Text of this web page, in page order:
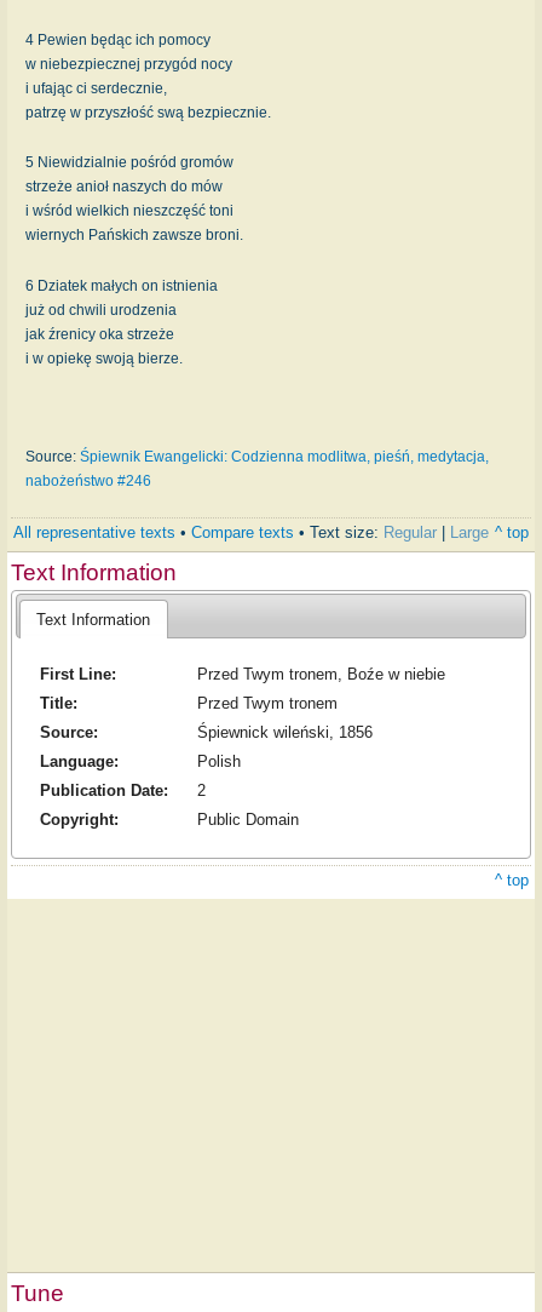
4 Pewien będąc ich pomocy
w niebezpiecznej przygód nocy
i ufając ci serdecznie,
patrzę w przyszłość swą bezpiecznie.
5 Niewidzialnie pośród gromów
strzeże anioł naszych do mów
i wśród wielkich nieszczęść toni
wiernych Pańskich zawsze broni.
6 Dziatek małych on istnienia
już od chwili urodzenia
jak źrenicy oka strzeże
i w opiekę swoją bierze.
Source: Śpiewnik Ewangelicki: Codzienna modlitwa, pieśń, medytacja,
nabożeństwo #246
All representative texts • Compare texts • Text size: Regular Large ^ top
Text Information
Text Information
First Line:
Przed Twym tronem, Boźe w niebie
Title:
Przed Twym tronem
Source:
Śpiewnick wileński, 1856
Language:
Polish
Publication Date:
2
Copyright:
Public Domain
^ top
Tune